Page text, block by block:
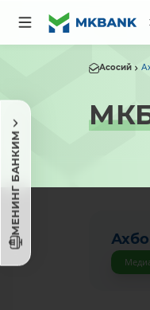
МЕНИНГ БАНКИМ
Асосий